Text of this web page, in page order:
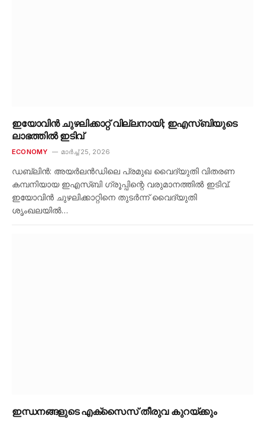
ഇയോവിൻ ചുഴലിക്കാറ്റ് വില്ലനായി; ഇഎസ്ബിയുടെ
ലാഭത്തിൽ ഇടിവ്
ECONOMY മാർച്ച്‌ 25, 2026
ഡബ്ലിൻ: അയർലൻഡിലെ പ്രമുഖ വൈദ്യുതി വിതരണ
കമ്പനിയായ ഇഎസ്ബി ഗ്രൂപ്പിന്റെ വരുമാനത്തിൽ ഇടിവ്.
ഇയോവിൻ ചുഴലിക്കാറ്റിനെ തുടർന്ന് വൈദ്യുതി
ശൃംഖലയിൽ…
ഇന്ധനങ്ങളുടെ എക്‌സൈസ് തീരുവ കുറയ്ക്കും